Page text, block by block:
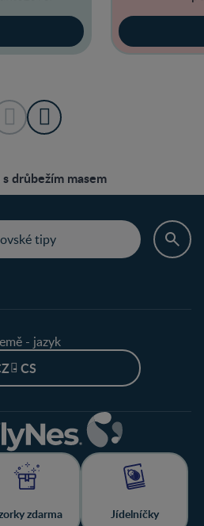
drůbežím masem
- jazyk
- CS
zdarma Jídelníčky